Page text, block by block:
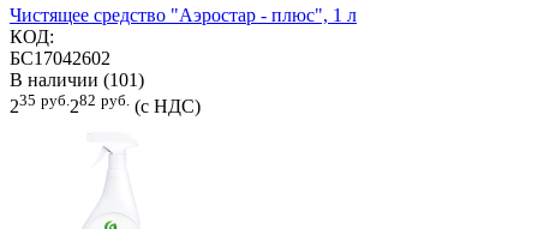
Чистящее средство "Аэростар - плюс", 1 л
КОД:
БС17042602
В наличии (101)
235 руб.282 руб. (с НДС)